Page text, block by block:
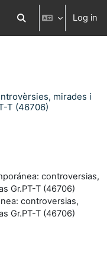
Toggle search input
Log in
mirades i
T (46706)
controversias,
Gr.PT-T (46706)
controversias,
Gr.PT-T (46706)